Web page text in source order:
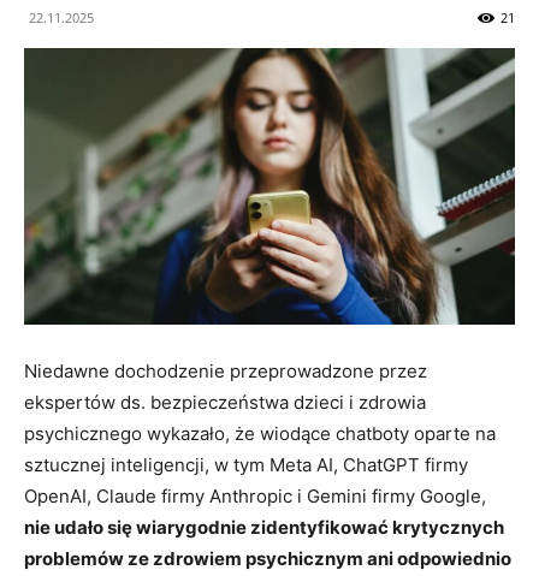
22.11.2025 21
Niedawne dochodzenie przeprowadzone przez
ekspertów ds. bezpieczeństwa dzieci i zdrowia
psychicznego wykazało, że wiodące chatboty oparte na
sztucznej inteligencji, w tym Meta AI, ChatGPT firmy
OpenAI, Claude firmy Anthropic i Gemini firmy Google,
nie udało się wiarygodnie zidentyfikować krytycznych
problemów ze zdrowiem psychicznym ani odpowiednio